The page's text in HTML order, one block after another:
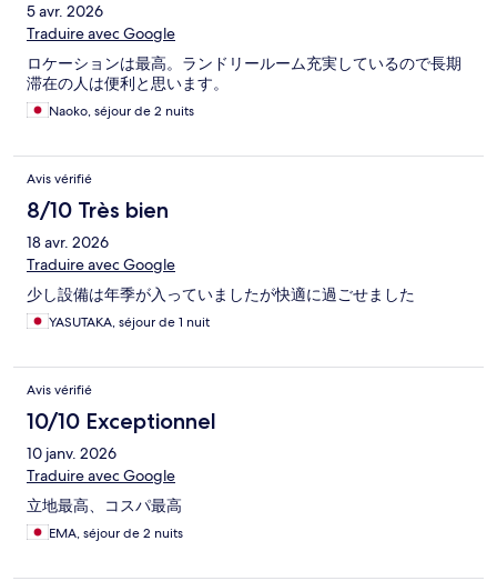
5 avr. 2026
Traduire avec Google
ロケーションは最高。ランドリールーム充実しているので長期
滞在の人は便利と思います。
Naoko, séjour de 2 nuits
Avis vérifié
8/10 Très bien
18 avr. 2026
Traduire avec Google
少し設備は年季が入っていましたが快適に過ごせました
YASUTAKA, séjour de 1 nuit
Avis vérifié
10/10 Exceptionnel
10 janv. 2026
Traduire avec Google
立地最高、コスパ最高
EMA, séjour de 2 nuits